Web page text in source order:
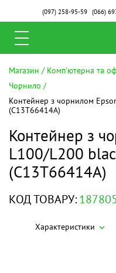
(097)258-95-59 (066)
Магазин Комп'ютерна та
Чорнило
Контейнер з чорнилом
(C13T66414A)
Контейнер з
L100/L200
(C13T66414A)
КОД ТОВАРУ:187805
Характеристики